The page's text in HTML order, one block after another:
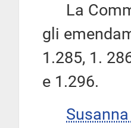
La
gli
1.285, 1.
e 1.296.